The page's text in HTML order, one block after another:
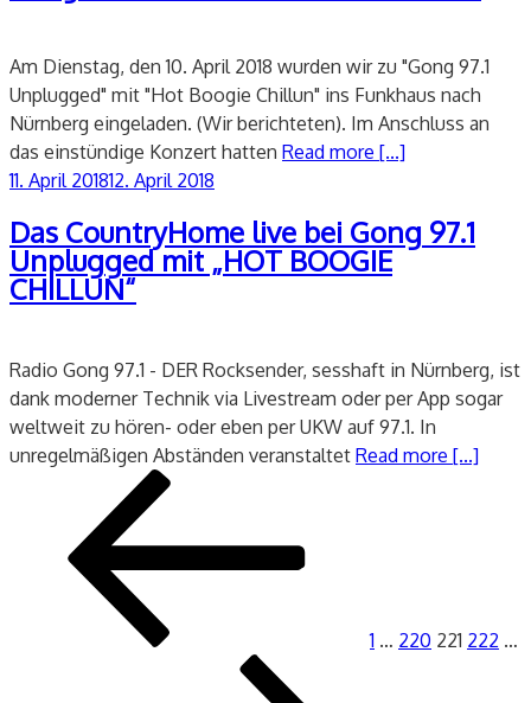
Am Dienstag, den 10. April 2018 wurden wir zu "Gong 97.1
Unplugged" mit "Hot Boogie Chillun" ins Funkhaus nach
Nürnberg eingeladen. (Wir berichteten). Im Anschluss an
das einstündige Konzert hatten Read more [...]
Veröffentlicht
11. April 201812. April 2018
Das CountryHome live bei Gong 97.1
Unplugged mit „HOT BOOGIE
CHILLUN“
Radio Gong 97.1 - DER Rocksender, sesshaft in Nürnberg, ist
dank moderner Technik via Livestream oder per App sogar
weltweit zu hören- oder eben per UKW auf 97.1. In
unregelmäßigen Abständen veranstaltet Read more [...]
Seitennummerierung
Beiträge
1 … 220 221 222 …